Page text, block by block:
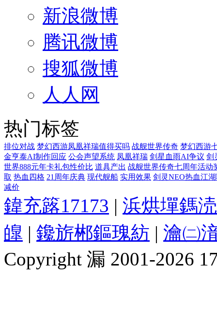
新浪微博
腾讯微博
搜狐微博
人人网
热门标签
排位对战 梦幻西游凤凰祥瑞值得买吗 战舰世界传奇 梦幻西游
金亨泰AI制作回应 公会声望系统 凤凰祥瑞 剑星血雨AI争议 剑
世界888元年卡礼包性价比 道具产出 战舰世界传奇七周年活动
取 热血四格 21周年庆典 现代舰船 实用效果 剑灵NEO热血江
减价
鍏充簬17173 | 浜烘墠鎷
皥 | 鑱旂郴鏂瑰紡 | 瀹㈡
Copyright 漏 2001-2026